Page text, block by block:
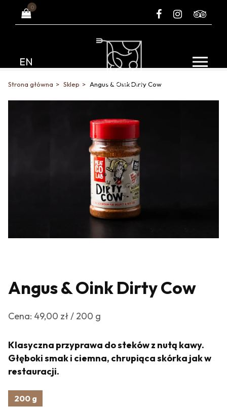
0
EN
Strona główna Sklep Angus & Oink Dirty Cow
Angus & Oink Dirty Cow
Cena: 49,00 zł / 200 g
Klasyczna przyprawa do steków z nutą kawy.
Głęboki smak i ciemna, chrupiąca skórka jak w
restauracji.
200 g